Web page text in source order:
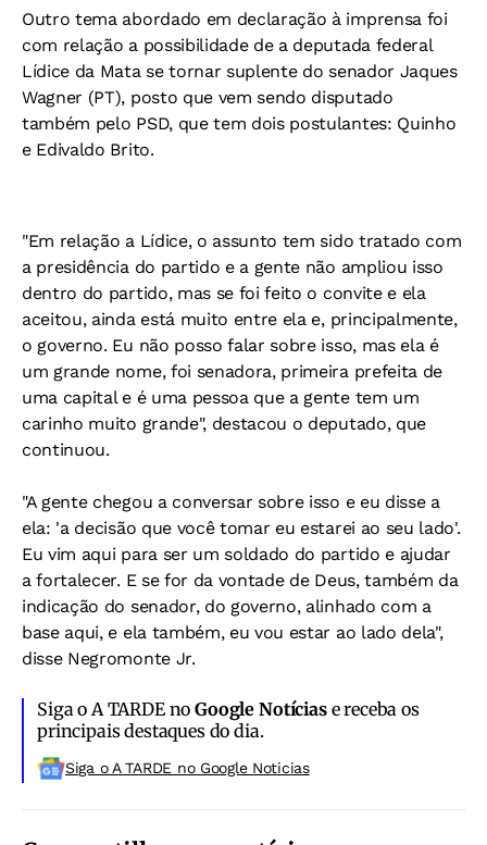
Outro tema abordado em declaração à imprensa foi
com relação a possibilidade de a deputada federal
Lídice da Mata se tornar suplente do senador Jaques
Wagner (PT), posto que vem sendo disputado
também pelo PSD, que tem dois postulantes: Quinho
e Edivaldo Brito.
"Em relação a Lídice, o assunto tem sido tratado com
a presidência do partido e a gente não ampliou isso
dentro do partido, mas se foi feito o convite e ela
aceitou, ainda está muito entre ela e, principalmente,
o governo. Eu não posso falar sobre isso, mas ela é
um grande nome, foi senadora, primeira prefeita de
uma capital e é uma pessoa que a gente tem um
carinho muito grande", destacou o deputado, que
continuou.
"A gente chegou a conversar sobre isso e eu disse a
ela: 'a decisão que você tomar eu estarei ao seu lado'.
Eu vim aqui para ser um soldado do partido e ajudar
a fortalecer. E se for da vontade de Deus, também da
indicação do senador, do governo, alinhado com a
base aqui, e ela também, eu vou estar ao lado dela",
disse Negromonte Jr.
Siga o A TARDE noGoogle Notíciase receba os
principais destaques do dia.
Siga o A TARDE no Google Noticias